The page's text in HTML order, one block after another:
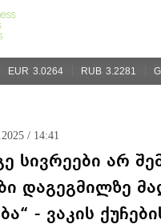
EUR 3.0264 RUB 3.2281
/ 14:41
სივრეები არ
დაგეგმილზე
- ვაკის